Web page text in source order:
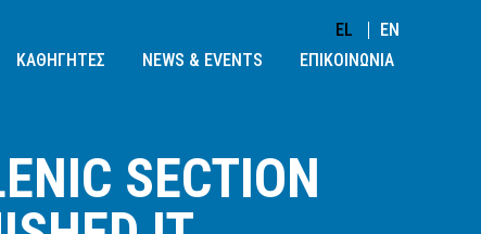
EL
EN
ΚΑΘΗΓΗΤΕΣ NEWS & EVENTS ΕΠΙΚΟΙΝΩΝΙΑ
SECTION